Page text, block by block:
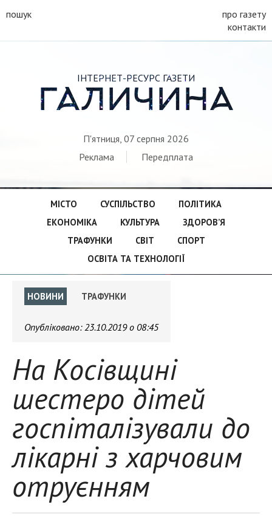
пошук
про газету
контакти
ІНТЕРНЕТ-РЕСУРС ГАЗЕТИ
ГАЛИЧИНА
П'ятниця, 07 серпня 2026
Реклама
Передплата
МІСТО СУСПІЛЬСТВО
ПОЛІТИКА
ЕКОНОМІКА
КУЛЬТУРА
ЗДОРОВ’Я
ТРАФУНКИ
СВІТ
СПОРТ
ОСВІТА ТА ТЕХНОЛОГІЇ
НОВИНИ ТРАФУНКИ
Опубліковано:23.10.2019 о 08:45
На Косівщині
шестеро дітей
госпіталізували до
лікарні з харчовим
отруєнням